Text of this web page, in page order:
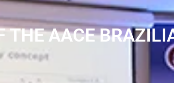
THE AACE